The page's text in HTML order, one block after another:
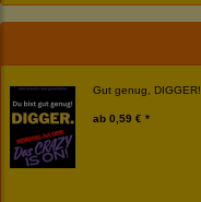
Gut genug, DIGGER!
ab 0,59 € *